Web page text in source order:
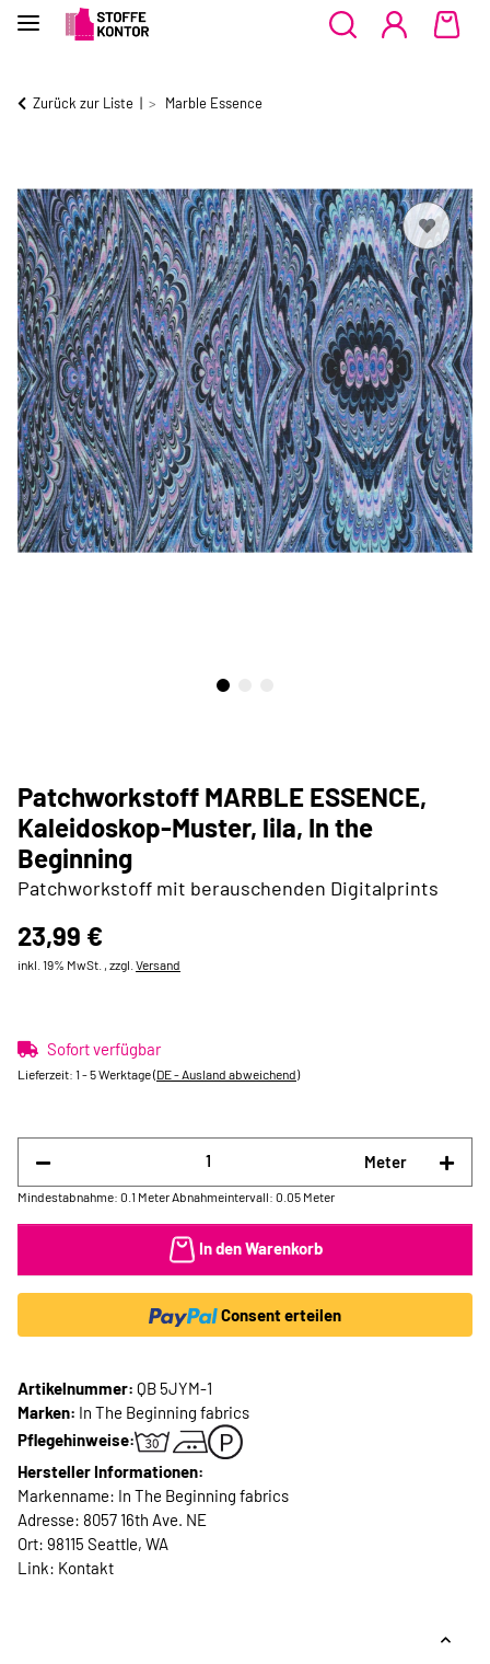
Zurück zur Liste Marble Essence
Patchworkstoff MARBLE ESSENCE,
Kaleidoskop-Muster, lila, In the
Beginning
Patchworkstoff mit berauschenden Digitalprints
23,99 €
inkl. 19% MwSt. , zzgl. Versand
Sofort verfügbar
Lieferzeit: 1 - 5 Werktage(DE - Ausland abweichend)
Meter
Mindestabnahme: 0.1 Meter Abnahmeintervall: 0.05 Meter
In den Warenkorb
Consent erteilen
Artikelnummer: QB 5JYM-1
Marken: In The Beginning fabrics
Pflegehinweise:
Hersteller Informationen:
Markenname: In The Beginning fabrics
Adresse: 8057 16th Ave. NE
Ort: 98115 Seattle, WA
Link: Kontakt